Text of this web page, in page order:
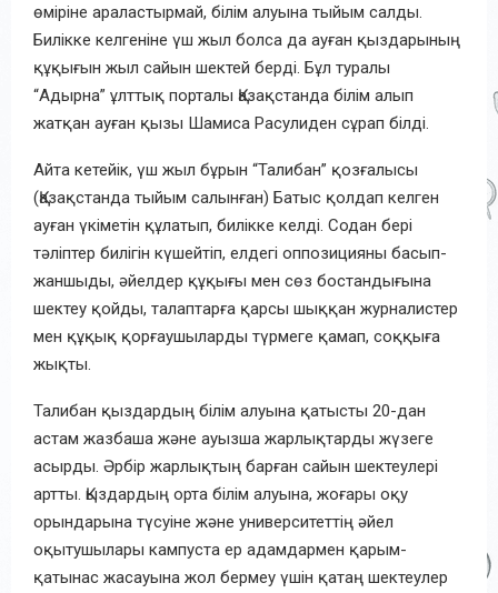
өміріне араластырмай, білім алуына тыйым салды.
Билікке келгеніне үш жыл болса да ауған қыздарының
құқығын жыл сайын шектей берді. Бұл туралы
“Адырна” ұлттық порталы Қазақстанда білім алып
жатқан ауған қызы Шамиса Расулиден сұрап білді.
Айта кетейік, үш жыл бұрын “Талибан” қозғалысы
(Қазақстанда тыйым салынған) Батыс қолдап келген
ауған үкіметін құлатып, билікке келді. Содан бері
тәліптер билігін күшейтіп, елдегі оппозицияны басып-
жаншыды, әйелдер құқығы мен сөз бостандығына
шектеу қойды, талаптарға қарсы шыққан журналистер
мен құқық қорғаушыларды түрмеге қамап, соққыға
жықты.
Талибан қыздардың білім алуына қатысты 20-дан
астам жазбаша және ауызша жарлықтарды жүзеге
асырды. Әрбір жарлықтың барған сайын шектеулері
артты. Қыздардың орта білім алуына, жоғары оқу
орындарына түсуіне және университеттің әйел
оқытушылары кампуста ер адамдармен қарым-
қатынас жасауына жол бермеу үшін қатаң шектеулер